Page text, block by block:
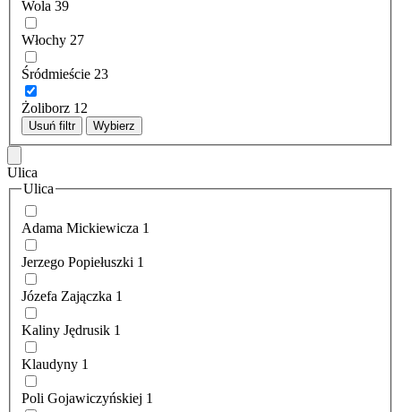
Wola 39
Włochy 27
Śródmieście 23
Żoliborz 12
Usuń filtr Wybierz
Ulica
Ulica
Adama Mickiewicza 1
Jerzego Popiełuszki 1
Józefa Zajączka 1
Kaliny Jędrusik 1
Klaudyny 1
Poli Gojawiczyńskiej 1